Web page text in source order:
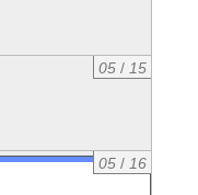
05/ 15
05/ 16